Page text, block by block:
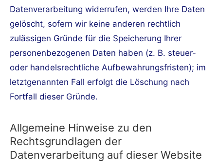
Datenverarbeitung widerrufen, werden Ihre Daten
gelöscht, sofern wir keine anderen rechtlich
zulässigen Gründe für die Speicherung Ihrer
personenbezogenen Daten haben (z. B. steuer-
oder handelsrechtliche Aufbewahrungsfristen); im
letztgenannten Fall erfolgt die Löschung nach
Fortfall dieser Gründe.
Allgemeine Hinweise zu den
Rechtsgrundlagen der
Datenverarbeitung auf dieser Website